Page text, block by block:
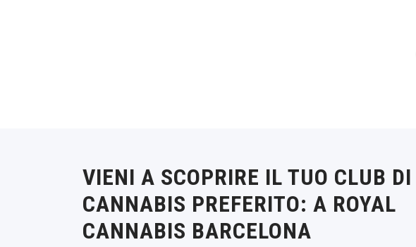
VIENI A SCOPRIRE IL TUO CLUB DI
CANNABIS PREFERITO: A ROYAL
CANNABIS BARCELONA